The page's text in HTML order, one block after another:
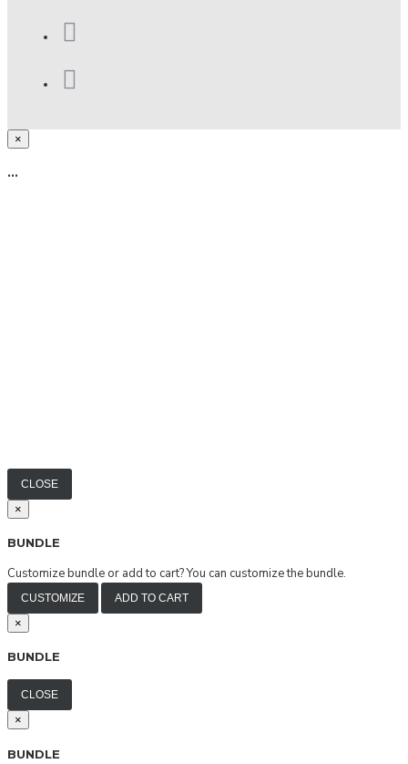
×
...
CLOSE
×
BUNDLE
Customize bundle or add to cart?You can customize the bundle.
CUSTOMIZE ADD TO CART
×
BUNDLE
CLOSE
×
BUNDLE